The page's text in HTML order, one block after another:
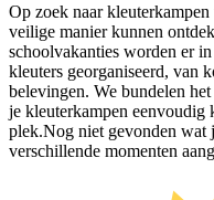
Op zoek naar
veilige manier kunnen
schoolvakanties worden er
kleuters georganiseerd, van
belevingen. We bundelen
je kleuterkampen eenvoudig
plek.Nog niet gevonden wat
verschillende momenten